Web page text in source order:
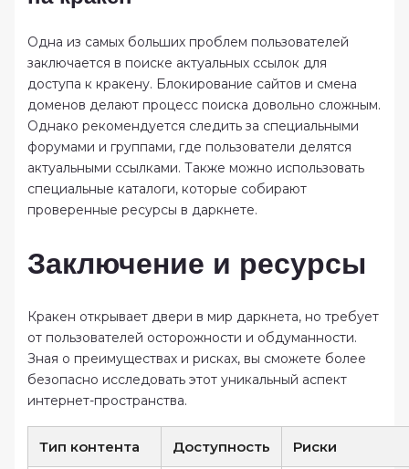
Одна из самых больших проблем пользователей
заключается в поиске актуальных ссылок для
доступа к кракену. Блокирование сайтов и смена
доменов делают процесс поиска довольно сложным.
Однако рекомендуется следить за специальными
форумами и группами, где пользователи делятся
актуальными ссылками. Также можно использовать
специальные каталоги, которые собирают
проверенные ресурсы в даркнете.
Заключение и ресурсы
Кракен открывает двери в мир даркнета, но требует
от пользователей осторожности и обдуманности.
Зная о преимуществах и рисках, вы сможете более
безопасно исследовать этот уникальный аспект
интернет-пространства.
Тип контента Доступность Риски